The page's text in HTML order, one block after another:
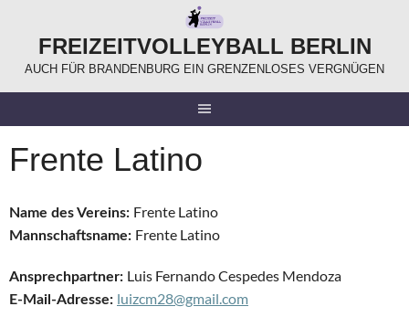
FREIZEITVOLLEYBALL BERLIN
AUCH FÜR BRANDENBURG EIN GRENZENLOSES VERGNÜGEN
Frente Latino
Name des Vereins: Frente Latino
Mannschaftsname: Frente Latino
Ansprechpartner: Luis Fernando Cespedes Mendoza
E-Mail-Adresse: luizcm28@gmail.com